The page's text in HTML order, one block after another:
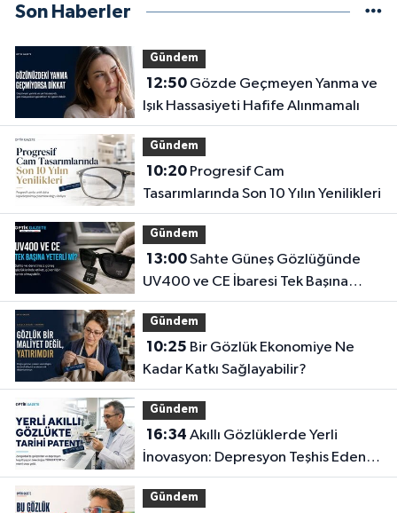
Son Haberler
Gündem
12:50Gözde Geçmeyen Yanma ve
Işık Hassasiyeti Hafife Alınmamalı
Gündem
10:20Progresif Cam
Tasarımlarında Son 10 Yılın Yenilikleri
Gündem
13:00Sahte Güneş Gözlüğünde
UV400 ve CE İbaresi Tek Başına
Yeterli mi?
Gündem
10:25
Kadar Katkı Sağlayabilir?
Gündem
16:34
İnovasyon: Depresyon Teşhis Eden
Gözlüğe Türkpatent Onayı
Gündem